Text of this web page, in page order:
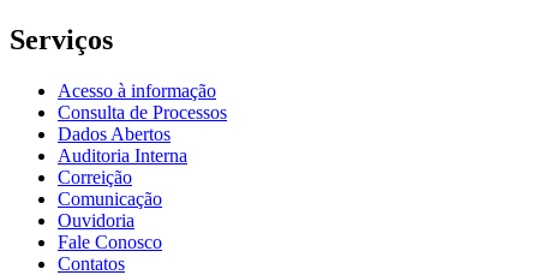
Serviços
Acesso à informação
Consulta de Processos
Dados Abertos
Auditoria Interna
Correição
Comunicação
Ouvidoria
Fale Conosco
Contatos